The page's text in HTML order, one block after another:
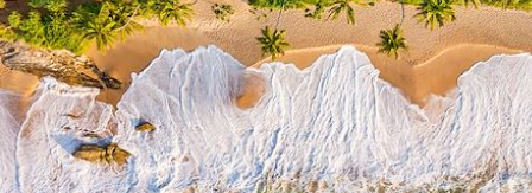
Mozambique Namibie
Népal Nicaragua
Norvège Nouvelle-Zélande
Oman Ouganda
Terres Polaires Volcans